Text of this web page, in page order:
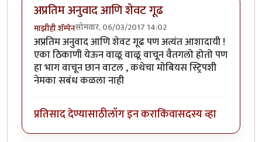
अप्रतिम अनुवाद आणि शेवट गूढ
माझीही शॅम्पेनसोमवार, 06/03/2017 14:02
अप्रतिम अनुवाद आणि शेवट गूढ पण अत्यंत आशादायी !
एका ठिकाणी येऊन वाळू वाळू वाचून वैतगलो होतो पण
हा भाग वाचून छान वाटल , कथेचा मोबियस स्ट्रिपशी
नेमका सबंध कळला नाही
प्रतिसाद देण्यासाठीलॉग इन कराकिंवासदस्य व्हा